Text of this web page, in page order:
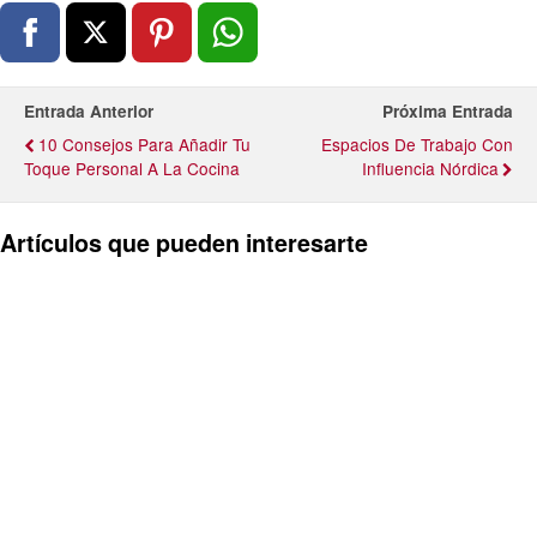
Entrada Anterior
10 Consejos Para Añadir Tu
Toque Personal A La Cocina
Próxima Entrada
Espacios De Trabajo Con
Influencia Nórdica
Artículos que pueden interesarte